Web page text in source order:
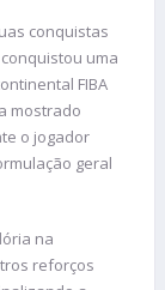
conquistas
uma
FIBA
mostrado
o jogador
geral
na
reforços